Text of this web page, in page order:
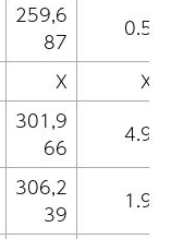
259,6
87
0.5
X
X
301,9
66
4.9
306,2
39
1.9